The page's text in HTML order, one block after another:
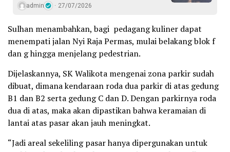
admin 27/07/2026
Sulhan menambahkan, bagi pedagang kuliner dapat
menempati jalan Nyi Raja Permas, mulai belakang blok f
dan g hingga menjelang pedestrian.
Dijelaskannya, SK Walikota mengenai zona parkir sudah
dibuat, dimana kendaraan roda dua parkir di atas gedung
B1 dan B2 serta gedung C dan D. Dengan parkirnya roda
dua di atas, maka akan dipastikan bahwa keramaian di
lantai atas pasar akan jauh meningkat.
“Jadi areal sekeliling pasar hanya dipergunakan untuk